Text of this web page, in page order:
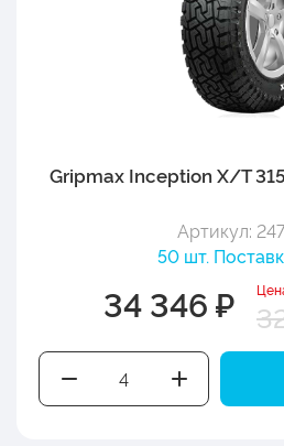
Gripmax Inception X/T
Артикул:
50 шт.
34 346 ₽